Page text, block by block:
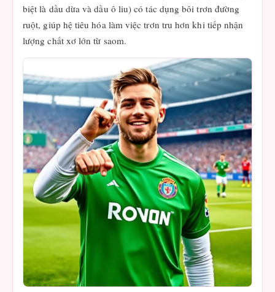
biệt là dầu dừa và dầu ô liu) có tác dụng bôi trơn đường
ruột, giúp hệ tiêu hóa làm việc trơn tru hơn khi tiếp nhận
lượng chất xơ lớn từ saom.